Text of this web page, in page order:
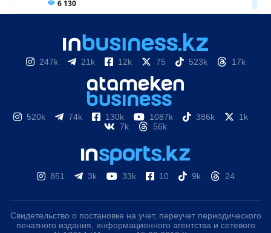
247k 21k 12k 75 523k 17k
520k 74k 130k 1087k 386k
1k
7k
56k
851 3k 33k 10 9k 24
Свидетельство о постановке на учет, переучет периодического
печатного издания, информационного агентства и сетевого